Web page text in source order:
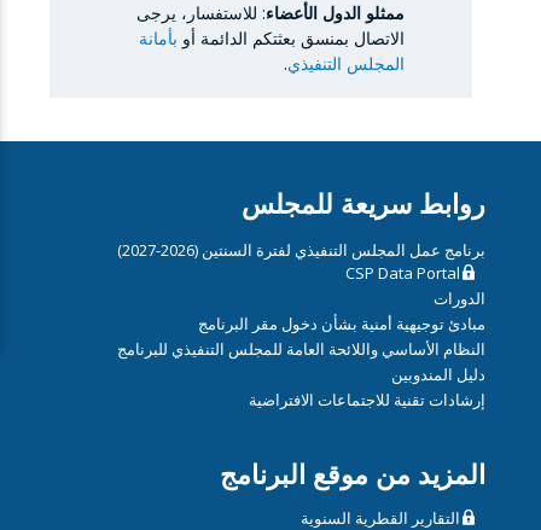
ممثلو الدول الأعضاء: للاستفسار، يرجى
الاتصال بمنسق بعثتكم الدائمة أو بأمانة
المجلس التنفيذي.
روابط سريعة للمجلس
برنامج عمل المجلس التنفيذي لفترة السنتين (2026-2027)
CSP Data Portal
الدورات
مبادئ توجيهية أمنية بشأن دخول مقر البرنامج
النظام الأساسي واللائحة العامة للمجلس التنفيذي للبرنامج
دليل المندوبين
إرشادات تقنية للاجتماعات الافتراضية
المزيد من موقع البرنامج
التقارير القطرية السنوية